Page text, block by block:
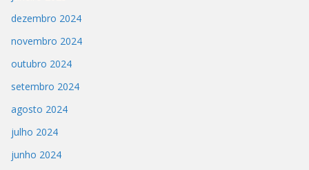
dezembro 2024
novembro 2024
outubro 2024
setembro 2024
agosto 2024
julho 2024
junho 2024